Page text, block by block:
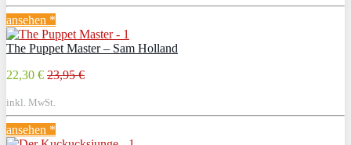
ansehen *
The Puppet Master – Sam Holland
22,30 € 23,95 €
inkl. MwSt.
ansehen *